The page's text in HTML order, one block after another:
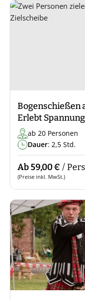
Bogenschießen
Erlebt
ab 20 Personen
Dauer: 2,5 Std.
Ab 59,00 € /
(Preise inkl. MwSt.)